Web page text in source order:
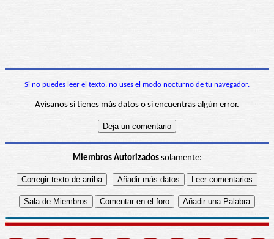
Si no puedes leer el texto, no uses el modo nocturno de tu navegador.
Avísanos si tienes más datos o si encuentras algún error.
Miembros Autorizadossolamente: